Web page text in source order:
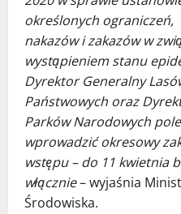
określonych ograniczeń,
nakazów i zakazów w
wystąpieniem stanu
Dyrektor Generalny
Państwowych oraz
Parków Narodowych
wprowadzić okresowy
wstępu – do 11 kwietnia
włącznie– wyjaśnia
Środowiska.